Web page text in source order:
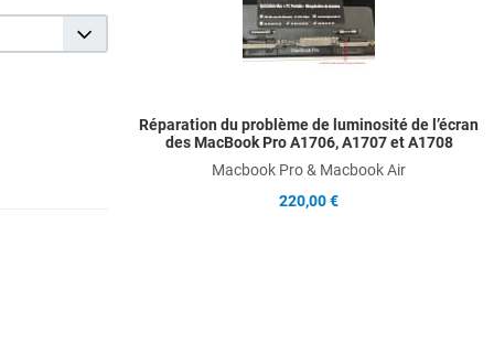
Réparation du problème de luminosité de l’écran
des MacBook Pro A1706, A1707 et A1708
Macbook Pro & Macbook Air
220,00 €